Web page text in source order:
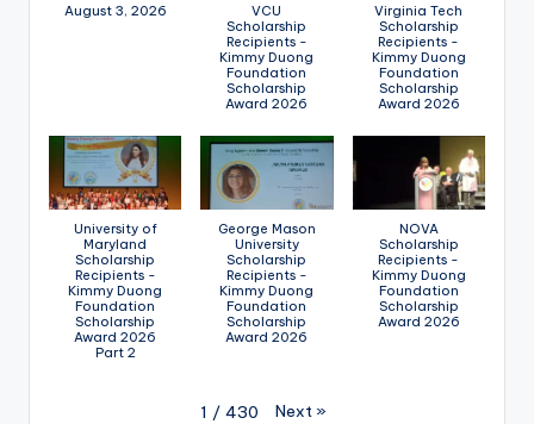
August 3, 2026
VCU
Scholarship
Recipients -
Kimmy Duong
Foundation
Scholarship
Award 2026
Virginia Tech
Scholarship
Recipients -
Kimmy Duong
Foundation
Scholarship
Award 2026
University of
Maryland
Scholarship
Recipients -
Kimmy Duong
Foundation
Scholarship
Award 2026
Part 2
George Mason
University
Scholarship
Recipients -
Kimmy Duong
Foundation
Scholarship
Award 2026
NOVA
Scholarship
Recipients -
Kimmy Duong
Foundation
Scholarship
Award 2026
1 / 430 Next »